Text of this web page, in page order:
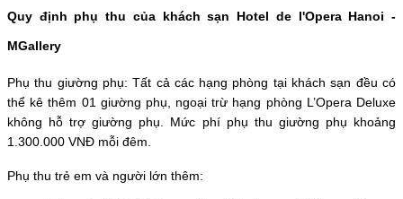
Quy định phụ thu của khách sạn Hotel de l'Opera Hanoi -
MGallery
Phụ thu giường phụ: Tất cả các hạng phòng tại khách sạn đều có
thể kê thêm 01 giường phụ, ngoại trừ hạng phòng L’Opera Deluxe
không hỗ trợ giường phụ. Mức phí phụ thu giường phụ khoảng
1.300.000 VNĐ mỗi đêm.
Phụ thu trẻ em và người lớn thêm: